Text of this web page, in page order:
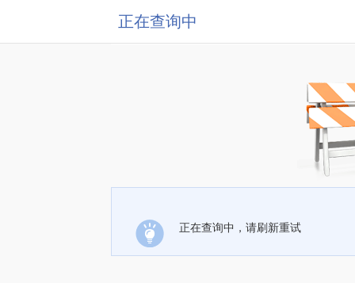
正在查询中
正在查询中，请刷新重试